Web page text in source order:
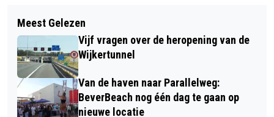
POLITIE ZET VIJF HARDRIJDERS AAN
DE KANT
SCHOENMAKER HEINE STOPT ERMEE
Meest Gelezen
Vijf vragen over de heropening van de
Wijkertunnel
Van de haven naar Parallelweg:
BeverBeach nog één dag te gaan op
nieuwe locatie